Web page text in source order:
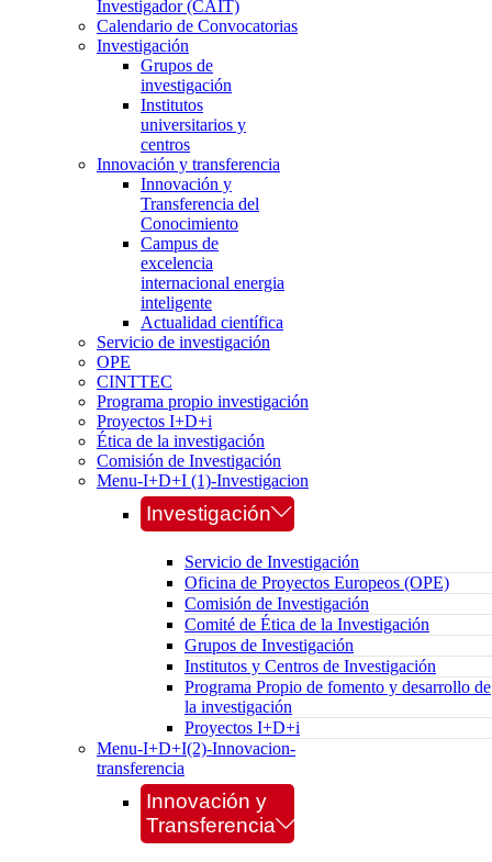
Investigador (CAIT)
Calendario de Convocatorias
Investigación
Grupos de
investigación
Institutos
universitarios y
centros
Innovación y transferencia
Innovación y
Transferencia del
Conocimiento
Campus de
excelencia
internacional energia
inteligente
Actualidad científica
Servicio de investigación
OPE
CINTTEC
Programa propio investigación
Proyectos I+D+i
Ética de la investigación
Comisión de Investigación
Menu-I+D+I (1)-Investigacion
Investigación
Servicio de Investigación
Oficina de Proyectos Europeos (OPE)
Comisión de Investigación
Comité de Ética de la Investigación
Grupos de Investigación
Institutos y Centros de Investigación
Programa Propio de fomento y desarrollo de
la investigación
Proyectos I+D+i
Menu-I+D+I(2)-Innovacion-
transferencia
Innovación y
Transferencia